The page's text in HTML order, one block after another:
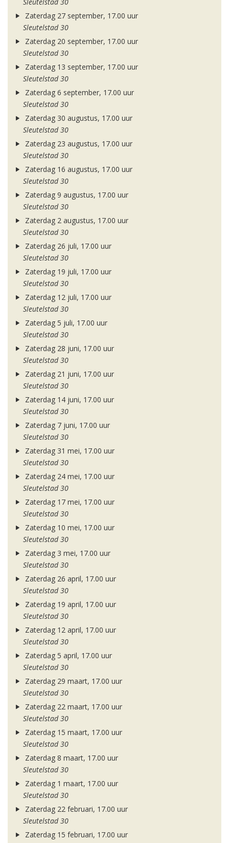
Sleutelstad 30
Zaterdag 27 september, 17.00 uur
Sleutelstad 30
Zaterdag 20 september, 17.00 uur
Sleutelstad 30
Zaterdag 13 september, 17.00 uur
Sleutelstad 30
Zaterdag 6 september, 17.00 uur
Sleutelstad 30
Zaterdag 30 augustus, 17.00 uur
Sleutelstad 30
Zaterdag 23 augustus, 17.00 uur
Sleutelstad 30
Zaterdag 16 augustus, 17.00 uur
Sleutelstad 30
Zaterdag 9 augustus, 17.00 uur
Sleutelstad 30
Zaterdag 2 augustus, 17.00 uur
Sleutelstad 30
Zaterdag 26 juli, 17.00 uur
Sleutelstad 30
Zaterdag 19 juli, 17.00 uur
Sleutelstad 30
Zaterdag 12 juli, 17.00 uur
Sleutelstad 30
Zaterdag 5 juli, 17.00 uur
Sleutelstad 30
Zaterdag 28 juni, 17.00 uur
Sleutelstad 30
Zaterdag 21 juni, 17.00 uur
Sleutelstad 30
Zaterdag 14 juni, 17.00 uur
Sleutelstad 30
Zaterdag 7 juni, 17.00 uur
Sleutelstad 30
Zaterdag 31 mei, 17.00 uur
Sleutelstad 30
Zaterdag 24 mei, 17.00 uur
Sleutelstad 30
Zaterdag 17 mei, 17.00 uur
Sleutelstad 30
Zaterdag 10 mei, 17.00 uur
Sleutelstad 30
Zaterdag 3 mei, 17.00 uur
Sleutelstad 30
Zaterdag 26 april, 17.00 uur
Sleutelstad 30
Zaterdag 19 april, 17.00 uur
Sleutelstad 30
Zaterdag 12 april, 17.00 uur
Sleutelstad 30
Zaterdag 5 april, 17.00 uur
Sleutelstad 30
Zaterdag 29 maart, 17.00 uur
Sleutelstad 30
Zaterdag 22 maart, 17.00 uur
Sleutelstad 30
Zaterdag 15 maart, 17.00 uur
Sleutelstad 30
Zaterdag 8 maart, 17.00 uur
Sleutelstad 30
Zaterdag 1 maart, 17.00 uur
Sleutelstad 30
Zaterdag 22 februari, 17.00 uur
Sleutelstad 30
Zaterdag 15 februari, 17.00 uur